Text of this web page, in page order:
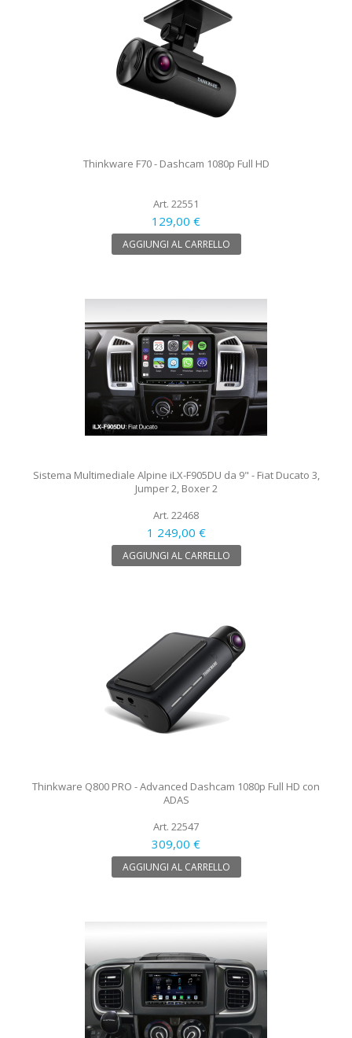
Thinkware F70 - Dashcam 1080p Full HD
Art. 22551
129,00 €
AGGIUNGI AL CARRELLO
Sistema Multimediale Alpine iLX-F905DU da 9" - Fiat Ducato 3,
Jumper 2, Boxer 2
Art. 22468
1 249,00 €
AGGIUNGI AL CARRELLO
Thinkware Q800 PRO - Advanced Dashcam 1080p Full HD con
ADAS
Art. 22547
309,00 €
AGGIUNGI AL CARRELLO